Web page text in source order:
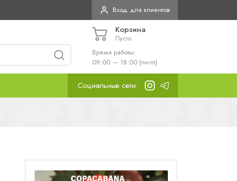
Вход для клиентов
Корзина
Пусто
Время работы:
09:00 — 18:00 (пн-пт)
Социальные сети: